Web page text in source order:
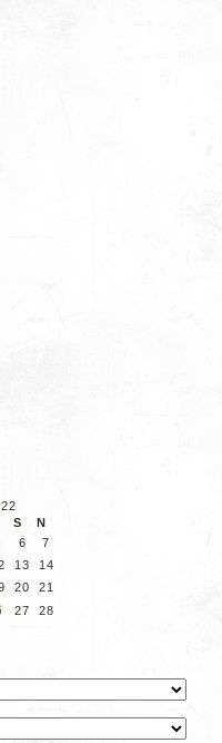
S
N
6
7
13
14
20
21
27
28